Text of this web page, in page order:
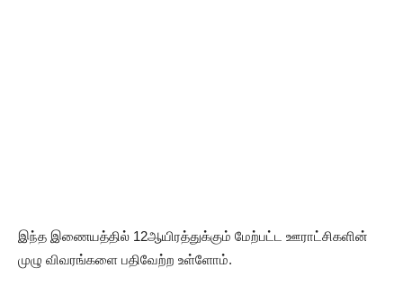
இந்த இணையத்தில் 12ஆயிரத்துக்கும் மேற்பட்ட ஊராட்சிகளின்
முழு விவரங்களை பதிவேற்ற உள்ளோம்.